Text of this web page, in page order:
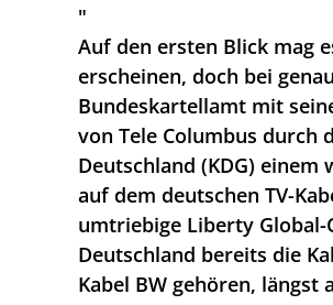
"
Auf den ersten Blick mag
erscheinen, doch bei
Bundeskartellamt mit
von Tele Columbus durch
Deutschland (KDG)
auf dem deutschen TV-
umtriebige Liberty Global-
Deutschland bereits die
Kabel BW gehören, längst